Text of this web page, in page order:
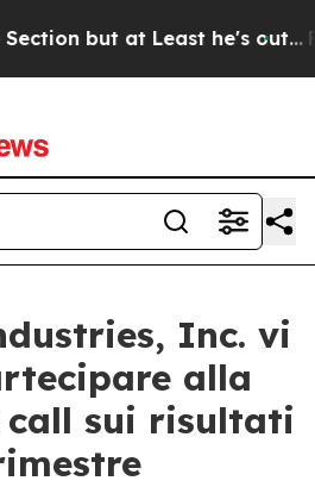
but at Least he's out... For
Inc. vi
alla
call sui risultati